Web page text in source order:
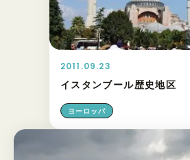
2011.09.23
イスタンブール歴史地区
ヨーロッパ